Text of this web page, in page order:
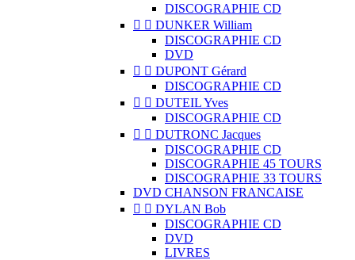
DISCOGRAPHIE CD
  DUNKER William
DISCOGRAPHIE CD
DVD
  DUPONT Gérard
DISCOGRAPHIE CD
  DUTEIL Yves
DISCOGRAPHIE CD
  DUTRONC Jacques
DISCOGRAPHIE CD
DISCOGRAPHIE 45 TOURS
DISCOGRAPHIE 33 TOURS
DVD CHANSON FRANCAISE
  DYLAN Bob
DISCOGRAPHIE CD
DVD
LIVRES